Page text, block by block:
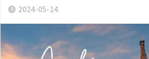
2024-05-14